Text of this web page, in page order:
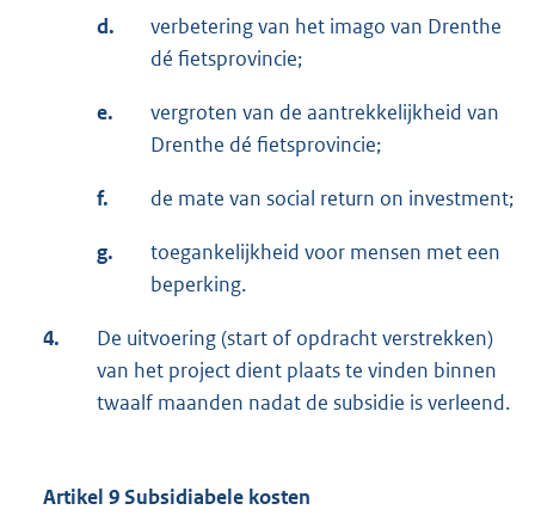
d.
verbetering van het imago van Drenthe
dé fietsprovincie;
e.
vergroten van de aantrekkelijkheid van
Drenthe dé fietsprovincie;
f. de mate van social return on investment;
g.
toegankelijkheid voor mensen met een
beperking.
4.
De uitvoering (start of opdracht verstrekken)
van het project dient plaats te vinden binnen
twaalf maanden nadat de subsidie is verleend.
Artikel 9 Subsidiabele kosten